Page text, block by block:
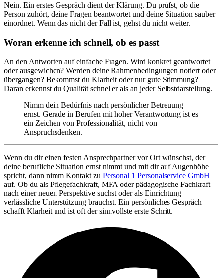
Nein. Ein erstes Gespräch dient der Klärung. Du prüfst, ob die
Person zuhört, deine Fragen beantwortet und deine Situation sauber
einordnet. Wenn das nicht der Fall ist, gehst du nicht weiter.
Woran erkenne ich schnell, ob es passt
An den Antworten auf einfache Fragen. Wird konkret geantwortet
oder ausgewichen? Werden deine Rahmenbedingungen notiert oder
übergangen? Bekommst du Klarheit oder nur gute Stimmung?
Daran erkennst du Qualität schneller als an jeder Selbstdarstellung.
Nimm dein Bedürfnis nach persönlicher Betreuung
ernst. Gerade in Berufen mit hoher Verantwortung ist es
ein Zeichen von Professionalität, nicht von
Anspruchsdenken.
Wenn du dir einen festen Ansprechpartner vor Ort wünschst, der
deine berufliche Situation ernst nimmt und mit dir auf Augenhöhe
spricht, dann nimm Kontakt zu Personal 1 Personalservice GmbH
auf. Ob du als Pflegefachkraft, MFA oder pädagogische Fachkraft
nach einer neuen Perspektive suchst oder als Einrichtung
verlässliche Unterstützung brauchst. Ein persönliches Gespräch
schafft Klarheit und ist oft der sinnvollste erste Schritt.